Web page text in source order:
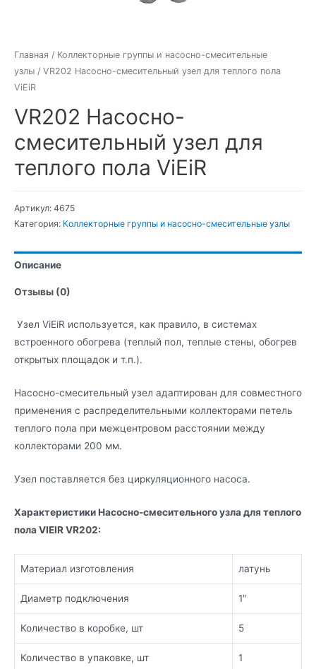
Главная / Коллекторные группы и насосно-смесительные
узлы / VR202 Насосно-смесительный узел для теплого пола
ViEiR
VR202 Насосно-
смесительный узел для
теплого пола ViEiR
Артикул: 4675
Категория: Коллекторные группы и насосно-смесительные узлы
Описание
Отзывы (0)
Узел ViEiR используется, как правило, в системах
встроенного обогрева (теплый пол, теплые стены, обогрев
открытых площадок и т.п.).
Насосно-смесительный узел адаптирован для совместного
применения с распределительными коллекторами петель
теплого пола при межцентровом расстоянии между
коллекторами 200 мм.
Узел поставляется без циркуляционного насоса.
Характеристики Насосно-смесительного узла для теплого
пола VIEIR VR202:
Материал изготовления латунь
Диаметр подключения 1″
Количество в коробке, шт 5
Количество в упаковке, шт 1